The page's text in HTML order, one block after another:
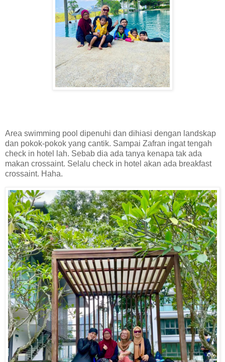
Area swimming pool dipenuhi dan dihiasi dengan landskap
dan pokok-pokok yang cantik. Sampai Zafran ingat tengah
check in hotel lah. Sebab dia ada tanya kenapa tak ada
makan crossaint. Selalu check in hotel akan ada breakfast
crossaint. Haha.